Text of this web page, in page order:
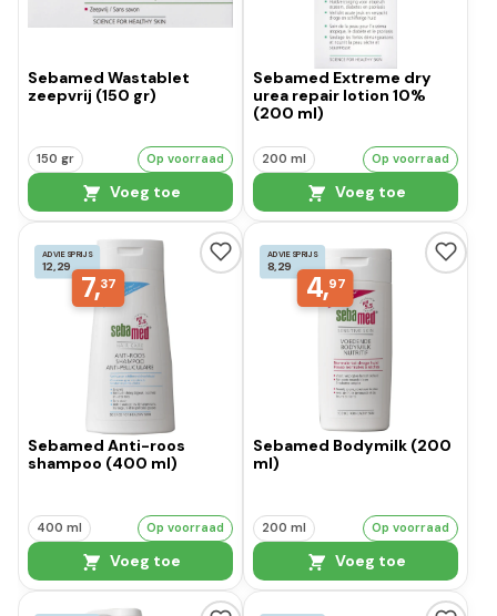
Sebamed Wastablet
zeepvrij (150 gr)
150 gr Op voorraad
Voeg toe
Sebamed Extreme dry
urea repair lotion 10%
(200 ml)
200 ml Op voorraad
Voeg toe
ADVIESPRIJS
12,29
7,37
Sebamed Anti-roos
shampoo (400 ml)
400 ml Op voorraad
Voeg toe
ADVIESPRIJS
8,29
4,97
Sebamed Bodymilk (200
ml)
200 ml Op voorraad
Voeg toe